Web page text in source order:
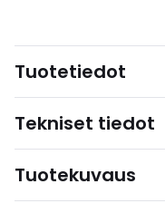
Tuotetiedot
Tekniset tiedot
Tuotekuvaus